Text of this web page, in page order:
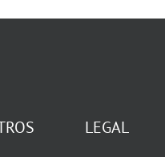
LEGAL